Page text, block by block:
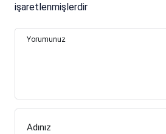
işaretlenmişlerdir
Yorumunuz
Adınız